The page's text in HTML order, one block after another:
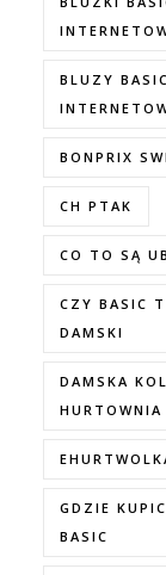
BLUZY
BONPRIX
CH PTAK
CO TO SĄ
CZY BASIC
DAMSKI
DAMSKA
HURTOWNIA
GDZIE
BASIC